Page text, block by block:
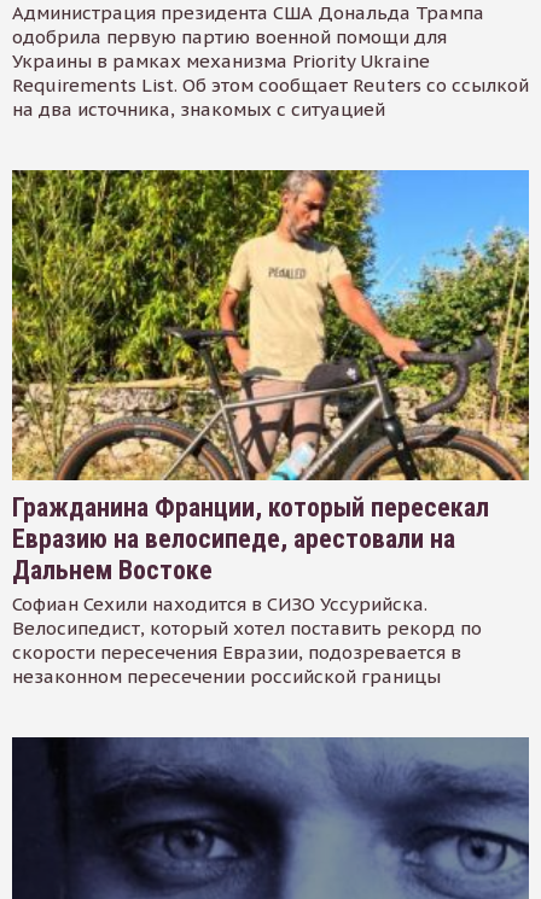
Администрация президента США Дональда Трампа
одобрила первую партию военной помощи для
Украины в рамках механизма Priority Ukraine
Requirements List. Об этом сообщает Reuters со ссылкой
на два источника, знакомых с ситуацией
Гражданина Франции, который пересекал
Евразию на велосипеде, арестовали на
Дальнем Востоке
Софиан Сехили находится в СИЗО Уссурийска.
Велосипедист, который хотел поставить рекорд по
скорости пересечения Евразии, подозревается в
незаконном пересечении российской границы